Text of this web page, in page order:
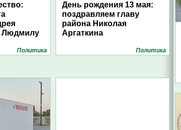
Людмилу
Политика
День рождения 13 мая:
поздравляем главу
района Николая
Аргаткина
Политика